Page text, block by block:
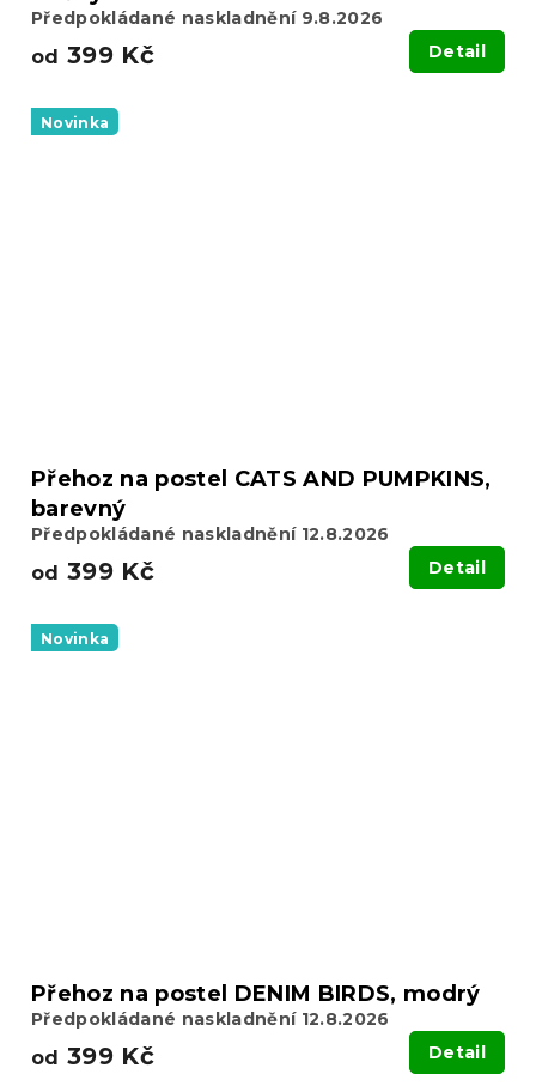
Předpokládané naskladnění 9.8.2026
od 399 Kč Detail
Novinka
Přehoz na postel CATS AND PUMPKINS,
barevný
Předpokládané naskladnění 12.8.2026
od 399 Kč Detail
Novinka
Přehoz na postel DENIM BIRDS, modrý
Předpokládané naskladnění 12.8.2026
od 399 Kč Detail